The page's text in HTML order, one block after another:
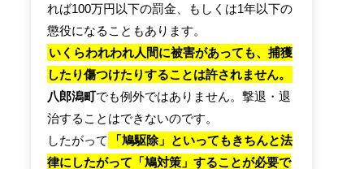
れば100万円以下の罰金、もしくは1年以下の
懲役になることもあります。
いくらわれわれ人間に被害があっても、捕獲
したり傷つけたりすることは許されません。
八郎潟町でも例外ではありません。撃退・退
治することはできないのです。
したがって
「鳩駆除」といってもきちんと法
律にしたがって「鳩対策」することが必要で